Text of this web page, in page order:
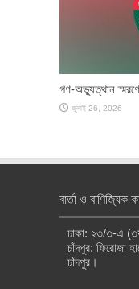
গণ-অভ্যুত্থান
জুলাই 26, 2026
বার্তা ও বাণিজ্যিক
ঢাকা: ২৩/৩-এ
চাঁদপুর: ফিরোজা
চাঁদপুর।